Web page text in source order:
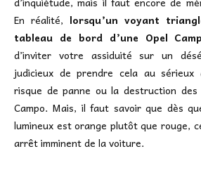
En réalité, lorsqu’un voyant
tableau de bord d’une Opel
d’inviter votre assiduité sur un
judicieux de prendre cela au sérieux
risque de panne ou la destruction
Campo. Mais, il faut savoir que dès
lumineux est orange plutôt que rouge,
arrêt imminent de la voiture.